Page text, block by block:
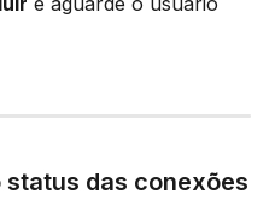
das conexões